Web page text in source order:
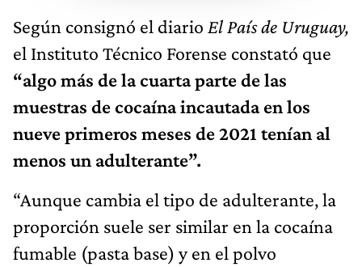
Según consignó el diario El País de Uruguay,
el Instituto Técnico Forense constató que
“algo más de la cuarta parte de las
muestras de cocaína incautada en los
nueve primeros meses de 2021 tenían al
menos un adulterante”.
“Aunque cambia el tipo de adulterante, la
proporción suele ser similar en la cocaína
fumable (pasta base) y en el polvo